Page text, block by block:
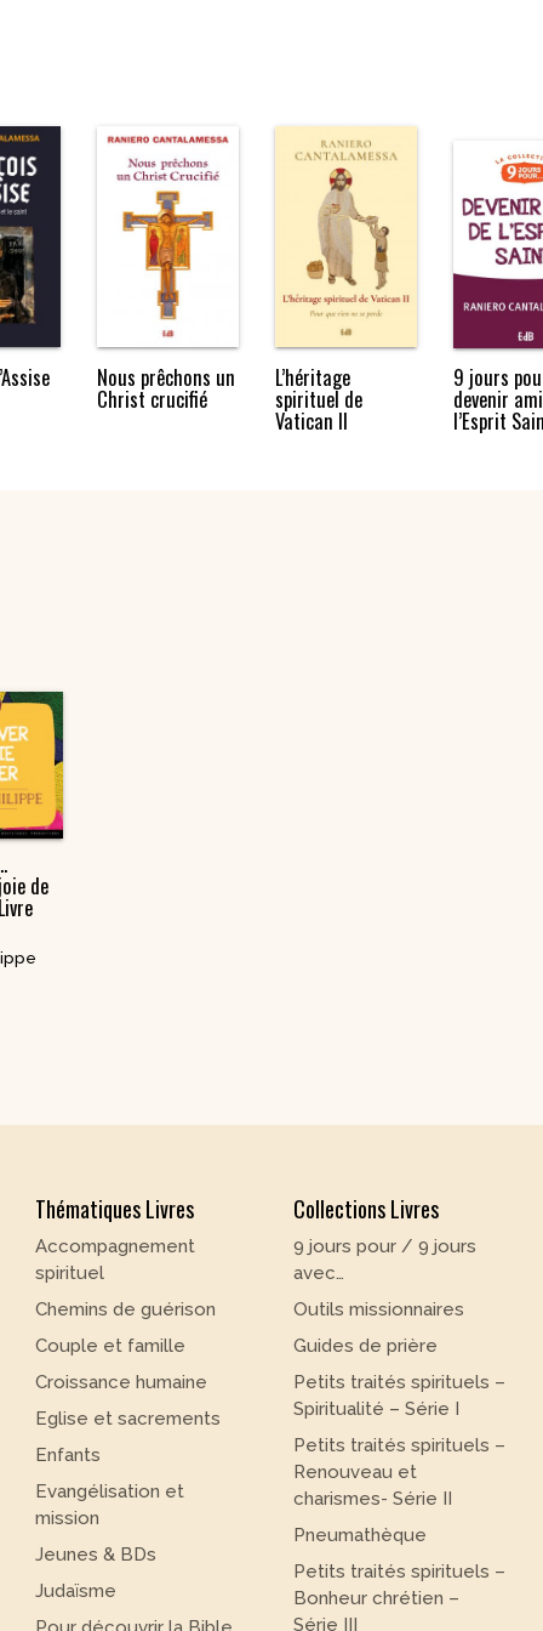
Nous prêchons un
Christ crucifié
L’héritage
spirituel de
Vatican II
9 jours
devenir
l’Esprit
de
Thématiques Livres
Accompagnement
spirituel
Chemins de guérison
Couple et famille
Croissance humaine
Eglise et sacrements
Enfants
Evangélisation et
mission
Jeunes & BDs
Judaïsme
Collections Livres
9 jours pour / 9 jours
avec…
Outils missionnaires
Guides de prière
Petits traités spirituels –
Spiritualité – Série I
Petits traités spirituels –
Renouveau et
charismes- Série II
Pneumathèque
Petits traités spirituels –
Bonheur chrétien –
Série III